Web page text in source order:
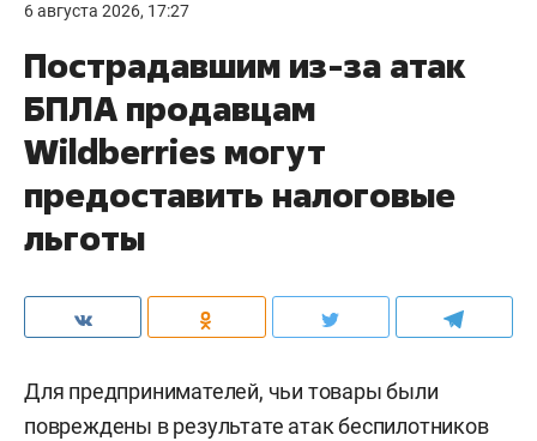
6 августа 2026, 17:27
Пострадавшим из-за атак
БПЛА продавцам
Wildberries могут
предоставить налоговые
льготы
Для предпринимателей, чьи товары были
повреждены в результате атак беспилотников